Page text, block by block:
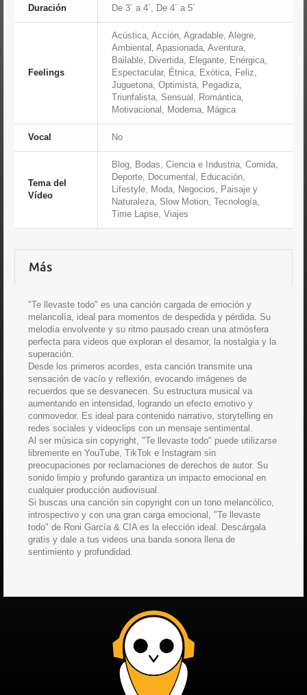
Duración De 3´ a 4´, De 4´ a 5´
Feelings
Acústica, Acción, Agradable, Alegre,
Ambiental, Apasionada, Aventura,
Bailable, Divertida, Elegante, Enérgica,
Espectacular, Étnica, Exótica, Feliz,
Juguetona, Optimista, Pegadiza,
Triunfalista, Sensual, Romántica,
Motivacional, Moderna, Mágica
Vocal No
Tema del
Vídeo
Blog, Bodas, Ciencia e Industria, Comida,
Deporte, Documental, Educación,
Lifestyle, Moda, Negocios, Paisaje y
Naturaleza, Slow Motion, Tecnología,
Time Lapse, Viajes
Más
"Te llevaste todo" es una canción cargada de emoción y
melancolía, ideal para momentos de despedida y pérdida. Su
melodía envolvente y su ritmo pausado crean una atmósfera
perfecta para videos que exploran el desamor, la nostalgia y la
superación.
Desde los primeros acordes, esta canción transmite una
sensación de vacío y reflexión, evocando imágenes de
recuerdos que se desvanecen. Su estructura musical va
aumentando en intensidad, logrando un efecto emotivo y
conmovedor. Es ideal para contenido narrativo, storytelling en
redes sociales y videoclips con un mensaje sentimental.
Al ser música sin copyright, "Te llevaste todo" puede utilizarse
libremente en YouTube, TikTok e Instagram sin
preocupaciones por reclamaciones de derechos de autor. Su
sonido limpio y profundo garantiza un impacto emocional en
cualquier producción audiovisual.
Si buscas una canción sin copyright con un tono melancólico,
introspectivo y con una gran carga emocional, "Te llevaste
todo" de Roni García & CIA es la elección ideal. Descárgala
gratis y dale a tus videos una banda sonora llena de
sentimiento y profundidad.